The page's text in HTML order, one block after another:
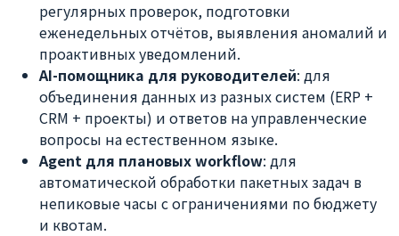
регулярных проверок, подготовки
еженедельных отчётов, выявления аномалий и
проактивных уведомлений.
AI-помощника для руководителей: для
объединения данных из разных систем (ERP +
CRM + проекты) и ответов на управленческие
вопросы на естественном языке.
Agent для плановых workflow: для
автоматической обработки пакетных задач в
непиковые часы с ограничениями по бюджету
и квотам.